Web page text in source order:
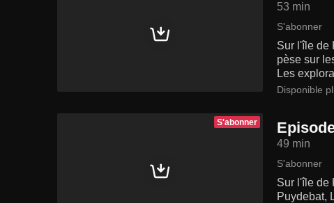
53 min
S'abonner
Sur l'île de
pèse sur
Les
Disponible
S'abonner
49 min
S'abonner
Sur l'île de
Puydebat,